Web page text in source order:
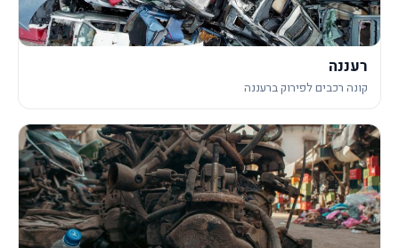
רעננה
קונה רכבים לפירוק ברעננה